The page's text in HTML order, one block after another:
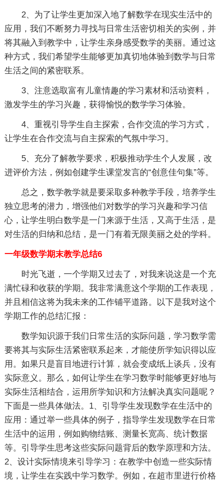
2、为了让学生更加深入地了解数学在现实生活中的
应用，我们不断努力寻找与日常生活密切相关的实例，并
将其融入到教学中，让学生亲身感受数学的美丽。通过这
种方式，我们希望学生能够更加真切地体验到数学与日常
生活之间的紧密联系。
3、注意选取富有儿童情趣的学习素材和活动资料，
激发学生的学习兴趣，获得愉悦的数学学习体验。
4、重视引导学生自主探索，合作交流的学习方式，
让学生在合作交流与自主探索的气氛中学习。
5、充分了解教学要求，积极推动学生个人发展，改
进评价方法，例如创建学生课堂发言的“创意佳句集”等。
总之，数学教学就是要采取多种教学手段，培养学生
独立思考的潜力，增强他们对数学的学习兴趣和学习信
心，让学生明白数学是一门来源于生活，又高于生活，是
对生活的归纳和总结，是一门有着无限美丽之处的学科。
一年级数学期末教学总结6
时光飞逝，一个学期又过去了，对我来说这是一个充
满忙碌和收获的学期。我非常满意这个学期的工作表现，
并且相信这将为我未来的工作铺平道路。以下是我对这个
学期工作的总结汇报：
数学知识源于我们日常生活的实际问题，学习数学需
要将其与实际生活紧密联系起来，才能使所学知识得以应
用。如果只是盲目地进行计算，就会变成纸上谈兵，没有
实际意义。那么，如何让学生在学习数学时能够更好地与
实际生活相结合，运用所学知识和方法解决真实问题呢？
下面是一些具体做法。1、引导学生发现数学在生活中的
应用：通过举一些具体的例子，指导学生发现数学在日常
生活中的运用，例如购物结账、测量长宽高、统计数据
等。引导学生思考这些实际问题背后的数学原理和方法。
2、设计实际情境来引导学习：在教学中创造一些实际情
境，让学生在实践中学习数学。例如，在超市里进行价格